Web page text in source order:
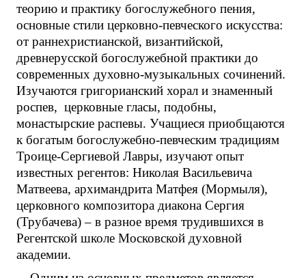
теорию и практику богослужебного пения,
основные стили церковно-певческого искусства:
от раннехристианской, византийской,
древнерусской богослужебной практики до
современных духовно-музыкальных сочинений.
Изучаются григорианский хорал и знаменный
роспев, церковные гласы, подобны,
монастырские распевы. Учащиеся приобщаются
к богатым богослужебно-певческим традициям
Троице-Сергиевой Лавры, изучают опыт
известных регентов: Николая Васильевича
Матвеева, архимандрита Матфея (Мормыля),
церковного композитора диакона Сергия
(Трубачева) – в разное время трудившихся в
Регентской школе Московской духовной
академии.